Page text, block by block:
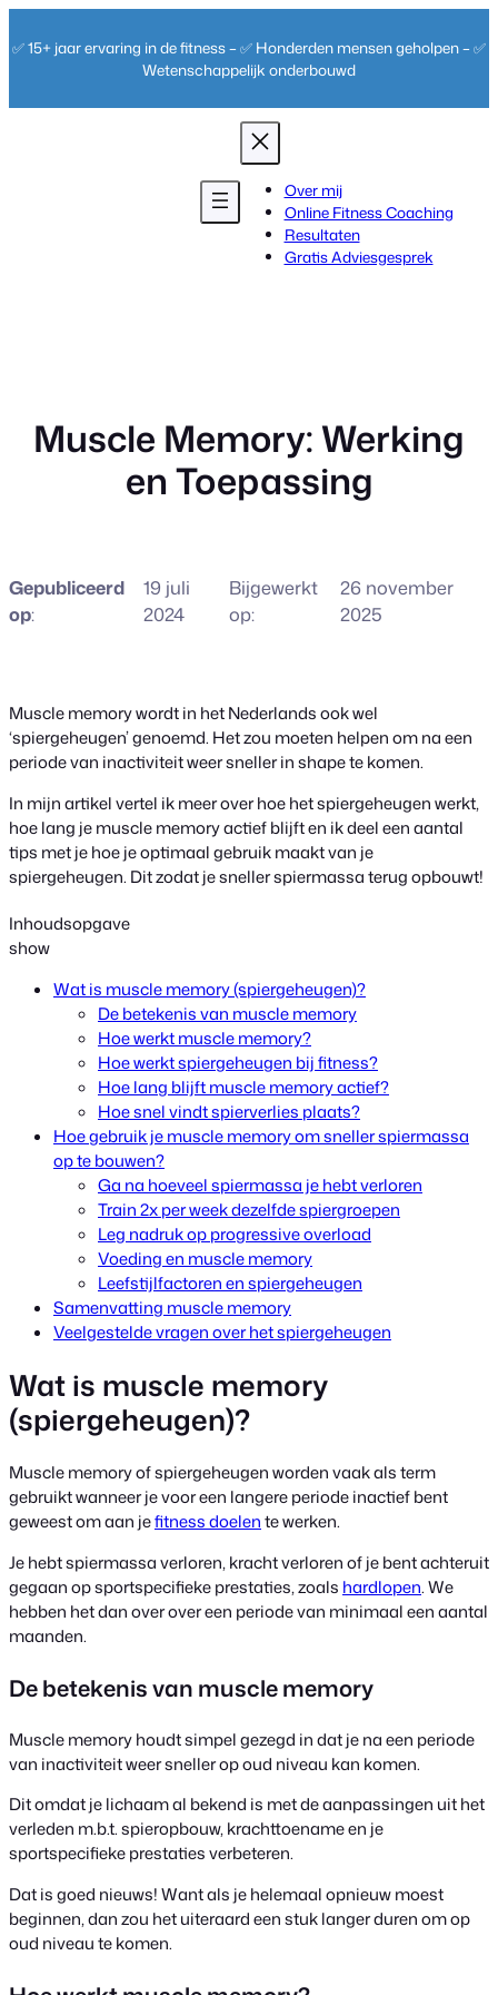
naar
✅ 15+ jaar ervaring in de fitness – ✅ Honderden mensen geholpen – ✅
Wetenschappelijk onderbouwd
Over mij
Online Fitness Coaching
Resultaten
Gratis Adviesgesprek
Muscle Memory: Werking
en Toepassing
Gepubliceerd
op:
19 juli
2024
Bijgewerkt
op:
26 november
2025
Muscle memory wordt in het Nederlands ook wel
‘spiergeheugen’ genoemd. Het zou moeten helpen om na een
periode van inactiviteit weer sneller in shape te komen.
In mijn artikel vertel ik meer over hoe het spiergeheugen werkt,
hoe lang je muscle memory actief blijft en ik deel een aantal
tips met je hoe je optimaal gebruik maakt van je
spiergeheugen. Dit zodat je sneller spiermassa terug opbouwt!
Inhoudsopgave
show
Wat is muscle memory (spiergeheugen)?
De betekenis van muscle memory
Hoe werkt muscle memory?
Hoe werkt spiergeheugen bij fitness?
Hoe lang blijft muscle memory actief?
Hoe snel vindt spierverlies plaats?
Hoe gebruik je muscle memory om sneller spiermassa
op te bouwen?
Ga na hoeveel spiermassa je hebt verloren
Train 2x per week dezelfde spiergroepen
Leg nadruk op progressive overload
Voeding en muscle memory
Leefstijlfactoren en spiergeheugen
Samenvatting muscle memory
Veelgestelde vragen over het spiergeheugen
Wat is muscle memory
(spiergeheugen)?
Muscle memory of spiergeheugen worden vaak als term
gebruikt wanneer je voor een langere periode inactief bent
geweest om aan jefitness doelente werken.
Je hebt spiermassa verloren, kracht verloren of je bent achteruit
gegaan op sportspecifieke prestaties, zoals hardlopen. We
hebben het dan over over een periode van minimaal een aantal
maanden.
De betekenis van muscle memory
Muscle memory houdt simpel gezegd in dat je na een periode
van inactiviteit weer sneller op oud niveau kan komen.
Dit omdat je lichaam al bekend is met de aanpassingen uit het
verleden m.b.t. spieropbouw, krachttoename en je
sportspecifieke prestaties verbeteren.
Dat is goed nieuws! Want als je helemaal opnieuw moest
beginnen, dan zou het uiteraard een stuk langer duren om op
oud niveau te komen.